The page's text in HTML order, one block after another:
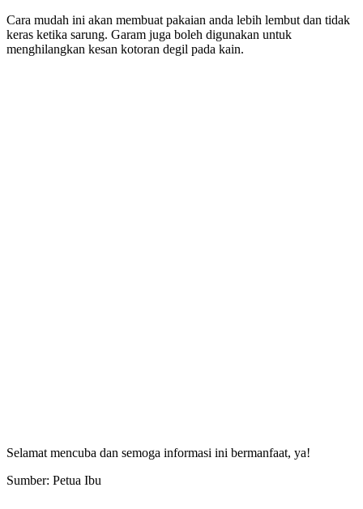
Cara mudah ini akan membuat pakaian anda lebih lembut dan tidak
keras ketika sarung. Garam juga boleh digunakan untuk
menghilangkan kesan kotoran degil pada kain.
Selamat mencuba dan semoga informasi ini bermanfaat, ya!
Sumber: Petua Ibu